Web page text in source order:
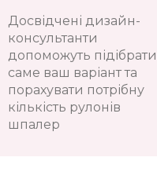
Досвідчені дизайн-
консультанти
допоможуть підібрати
саме ваш варіант та
порахувати потрібну
кількість рулонів
шпалер